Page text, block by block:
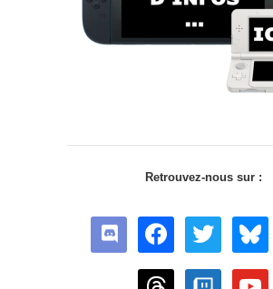
Retrouvez-nous sur :
discord facebook twitter bluesky
threads twitch youtube